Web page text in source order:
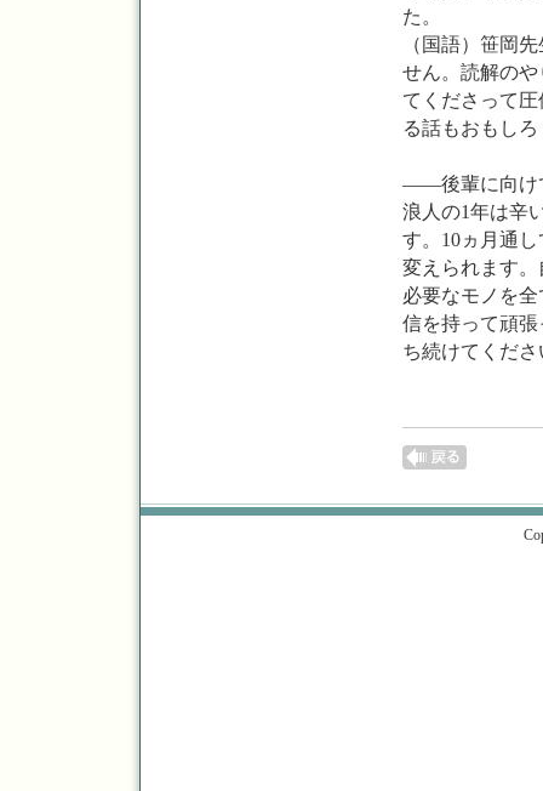
た。
（国語）笹岡
せん。読解の
てくださって
る話もおもし
――後輩に向け
浪人の1年は辛
す。10ヵ月通
変えられます
必要なモノを
信を持って頑
ち続けてくだ